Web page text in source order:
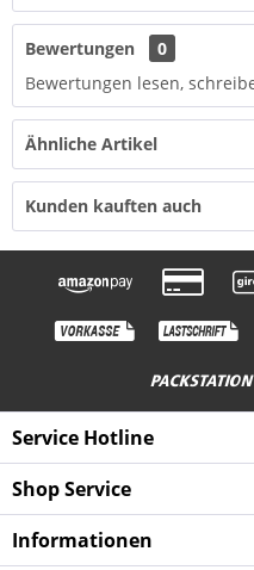
Bewertungen
0
Bewertungen lesen,
Ähnliche Artikel
Kunden kauften auch
Service Hotline
Shop Service
Informationen